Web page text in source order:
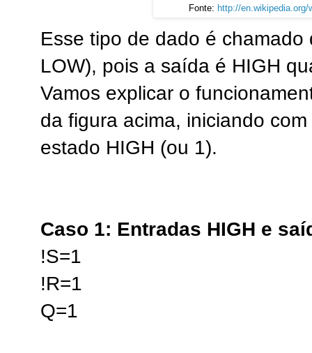
Fonte: http://
Esse tipo de dado é
LOW), pois a saída é HIGH
Vamos explicar o
da figura acima, iniciando
estado HIGH (ou 1).
Caso 1: Entradas HIGH e
!S=1
!R=1
Q=1